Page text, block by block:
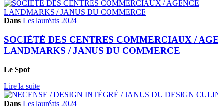
Dans Les lauréats 2024
SOCIÉTÉ DES CENTRES COMMERCIAUX /
LANDMARKS / JANUS DU COMMERCE
Le Spot
Lire la suite
Dans Les lauréats 2024